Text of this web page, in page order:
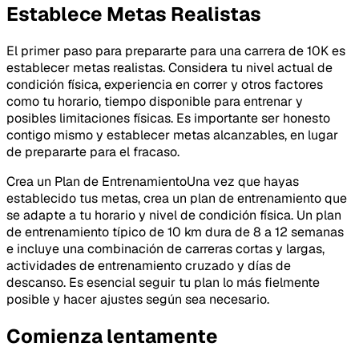
Establece Metas Realistas
El primer paso para prepararte para una carrera de 10K es
establecer metas realistas. Considera tu nivel actual de
condición física, experiencia en correr y otros factores
como tu horario, tiempo disponible para entrenar y
posibles limitaciones físicas. Es importante ser honesto
contigo mismo y establecer metas alcanzables, en lugar
de prepararte para el fracaso.
Crea un Plan de EntrenamientoUna vez que hayas
establecido tus metas, crea un plan de entrenamiento que
se adapte a tu horario y nivel de condición física. Un plan
de entrenamiento típico de 10 km dura de 8 a 12 semanas
e incluye una combinación de carreras cortas y largas,
actividades de entrenamiento cruzado y días de
descanso. Es esencial seguir tu plan lo más fielmente
posible y hacer ajustes según sea necesario.
Comienza lentamente